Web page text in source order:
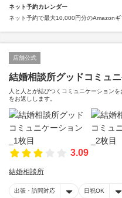
ネット予約カレンダー
ネット予約で最大10,000円分のAmazonギ
店舗公式
結婚相談所グッドコミュ
人と人とが結びつくコミュニケーション
をお返しします。
3.09
結婚相談所
出張・訪問対応 日祝OK